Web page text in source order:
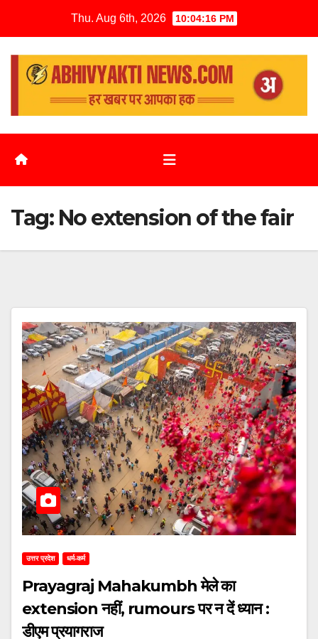
Thu. Aug 6th, 2026 10:04:16 PM
Tag: No extension of the fair
उत्तर प्रदेश धर्म-कर्म
Prayagraj Mahakumbh मेले का
extension नहीं, rumours पर न दें ध्यान :
डीएम प्रयागराज